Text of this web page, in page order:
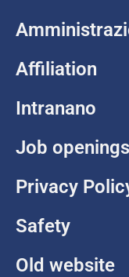
Affiliation
Intranano
Job openings
Privacy
Safety
Old website